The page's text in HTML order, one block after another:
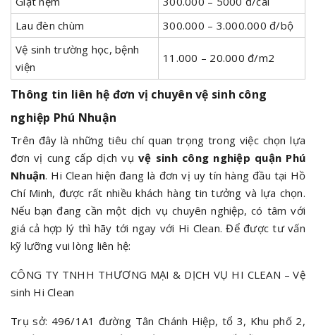
Lau đèn chùm
300.000 – 3.000.000 đ/bộ
Vệ sinh trường học, bệnh
viện
11.000 – 20.000 đ/m2
Thông tin liên hệ đơn vị chuyên vệ sinh công
nghiệp Phú Nhuận
Trên đây là những tiêu chí quan trọng trong việc chọn lựa
đơn vị cung cấp dịch vụ vệ sinh công nghiệp quận Phú
Nhuận. Hi Clean hiện đang là đơn vị uy tín hàng đầu tại Hồ
Chí Minh, được rất nhiều khách hàng tin tưởng và lựa chọn.
Nếu bạn đang cần một dịch vụ chuyên nghiệp, có tâm với
giá cả hợp lý thì hãy tới ngay với Hi Clean. Để được tư vấn
kỹ lưỡng vui lòng liên hệ:
CÔNG TY TNHH THƯƠNG MẠI & DỊCH VỤ HI CLEAN – Vệ
sinh Hi Clean
Trụ sở: 496/1A1 đường Tân Chánh Hiệp, tổ 3, Khu phố 2,